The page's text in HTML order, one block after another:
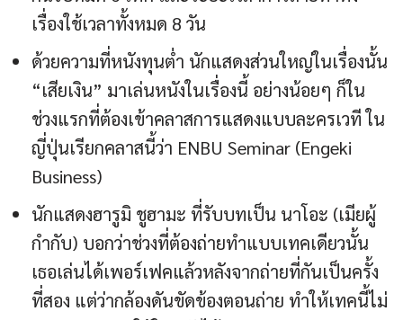
เรื่องใช้เวลาทั้งหมด 8 วัน
ด้วยความที่หนังทุนต่ำ นักแสดงส่วนใหญ่ในเรื่องนั้น
“เสียเงิน” มาเล่นหนังในเรื่องนี้ อย่างน้อยๆ ก็ใน
ช่วงแรกที่ต้องเข้าคลาสการแสดงแบบละครเวที ใน
ญี่ปุ่นเรียกคลาสนี้ว่า ENBU Seminar (Engeki
Business)
นักแสดงฮารูมิ ชูฮามะ ที่รับบทเป็น นาโอะ (เมียผู้
กำกับ) บอกว่าช่วงที่ต้องถ่ายทำแบบเทคเดียวนั้น
เธอเล่นได้เพอร์เฟคแล้วหลังจากถ่ายที่กันเป็นครั้ง
ที่สอง แต่ว่ากล้องดันขัดข้องตอนถ่าย ทำให้เทคนี้ไม่